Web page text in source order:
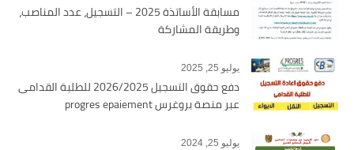
مسابقة الأساتذة 2025 – التسجيل، عدد المناصب،
وطريقة المشاركة
يوليو 25, 2025
دفع حقوق التسجيل 2026/2025 للطلبة القدامى
عبر منصة بروغرس progres epaiement
يوليو 25, 2024